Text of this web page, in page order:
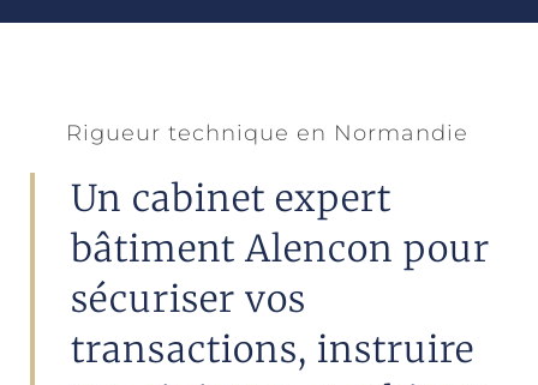
Rigueur technique en Normandie
Un cabinet expert
bâtiment Alencon pour
sécuriser vos
transactions, instruire